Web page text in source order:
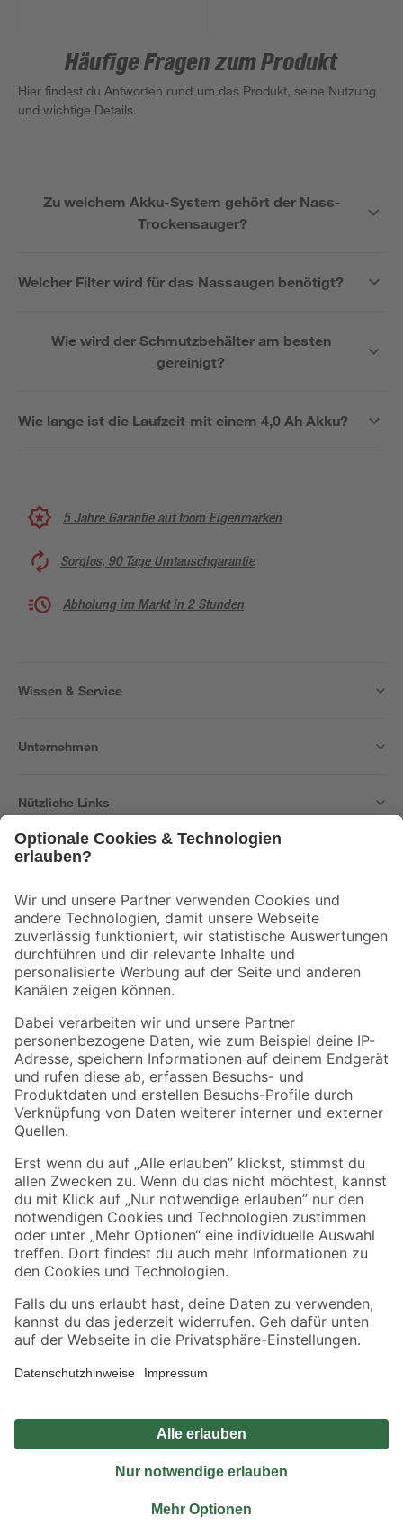
Häufige Fragen zum Produkt
Hier findest du Antworten rund um das Produkt, seine Nutzung
und wichtige Details.
Zu welchem Akku-System gehört der Nass-
Trockensauger?
Welcher Filter wird für das Nassaugen benötigt?
Wie wird der Schmutzbehälter am besten
gereinigt?
Wie lange ist die Laufzeit mit einem 4,0 Ah Akku?
5 Jahre Garantie auf toom Eigenmarken
Sorglos, 90 Tage Umtauschgarantie
Abholung im Markt in 2 Stunden
Wissen & Service
Unternehmen
Nützliche Links
Der toom Newsletter: Keine Angebote und Aktionen mehr verpassen!
Zur Newsletter Anmeldung
Folge uns
Zahlungsarten Versandarten
Sicher einkaufen
Jetzt die toom-App herunterladen
Alle Preisangaben in EUR inkl. gesetzl. MwSt.. Die dargestellten Angebote sind unter
Umständen nicht in allen Märkten verfügbar. Die angegebenen Verfügbarkeiten beziehen
Produkte nur solange der Vorrat reicht.
*Paketversand ab 59 € versandkostenfrei, gilt nicht für Artikel mit Speditionsversand, hier
Privatsphäre Impressum
Nutzungsbedingungen
Widerrufsrecht
Vertrag widerrufen
© 2026 toom Baumarkt GmbH